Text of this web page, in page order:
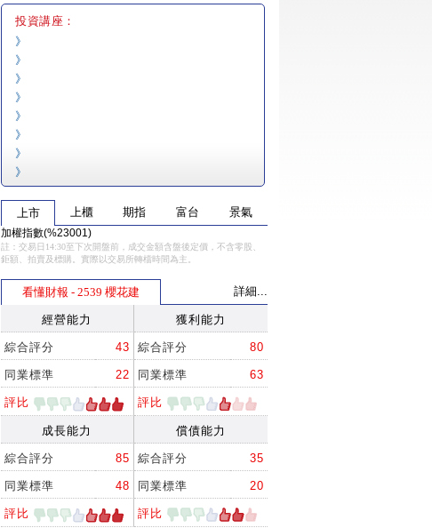
投資講座：
》
》
》
》
》
》
》
》
上市 上櫃 期指 富台 景氣
加權指數(%23001)
註：交易日14:30至下次開盤前，成交金額含盤後定價，不含零股、
鉅額、拍賣及標購。實際以交易所轉檔時間為主。
看懂財報 - 2539 櫻花建 詳細...
經營能力 獲利能力
綜合評分 43 綜合評分 80
同業標準 22 同業標準 63
評比 評比
成長能力 償債能力
綜合評分 85 綜合評分 35
同業標準 48 同業標準 20
評比 評比